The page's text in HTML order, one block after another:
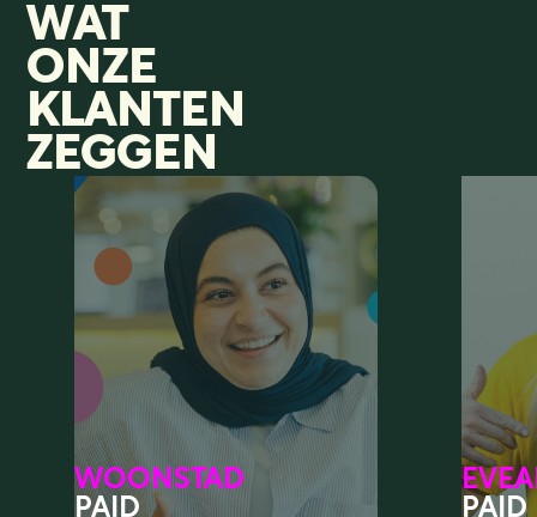
WAT
ONZE
KLANTEN
ZEGGEN
WOONSTAD
PAID
PAID